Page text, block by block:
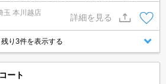
グへ★
玉 本川越店
詳細を見る
残り3件を表示する
ート